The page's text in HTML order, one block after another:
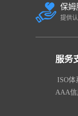
保姆
提供
服务
ISO体
AAA信